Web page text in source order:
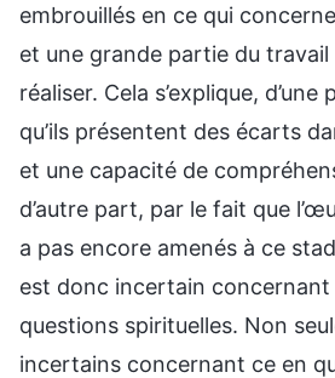
embrouillés en ce qui
et une grande partie du travail
réaliser. Cela s’explique,
qu’ils présentent des écarts
et une capacité de
d’autre part, par le fait que
a pas encore amenés à ce
est donc incertain
questions spirituelles. Non
incertains concernant ce en